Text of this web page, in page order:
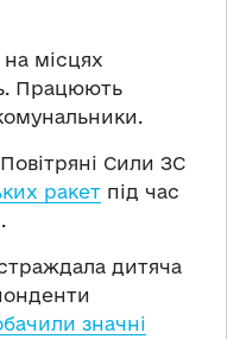
місцях
Працюють
Сили ЗС
ракет під час
дитяча
значні